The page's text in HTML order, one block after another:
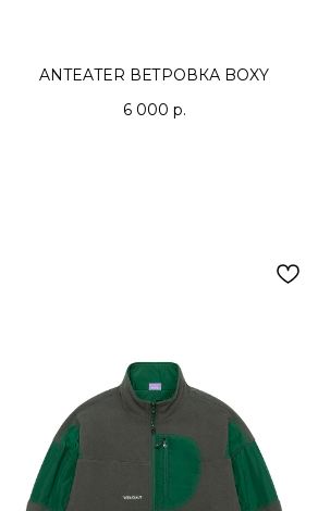
ANTEATER ВЕТРОВКА BOXY
6 000 р.